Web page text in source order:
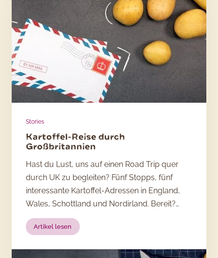
Fragen
Meura
Luxmykanthan
Stories
Kartoffel-Reise durch
Großbritannien
Hast du Lust, uns auf einen Road Trip quer
durch UK zu begleiten? Fünf Stopps, fünf
interessante Kartoffel-Adressen in England,
Wales, Schottland und Nordirland. Bereit?…
Artikel lesen
Kartoffel-